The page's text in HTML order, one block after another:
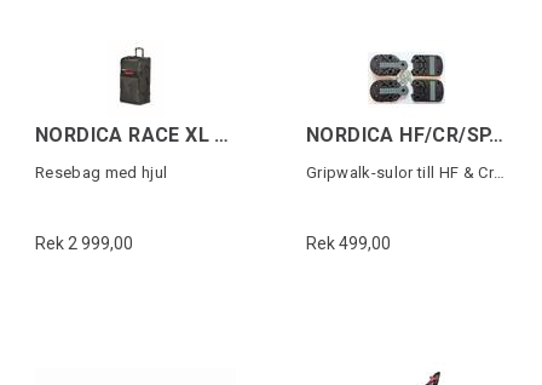
NORDICA RACE XL DUFFLE ROLLER DOBERMANN
Resebag med hjul
Rek 2 999,00
NORDICA HF/CR/SP.J GRIPWALK SOLES Svart
Gripwalk-sulor till HF & Cruise (1 par)
Rek 499,00